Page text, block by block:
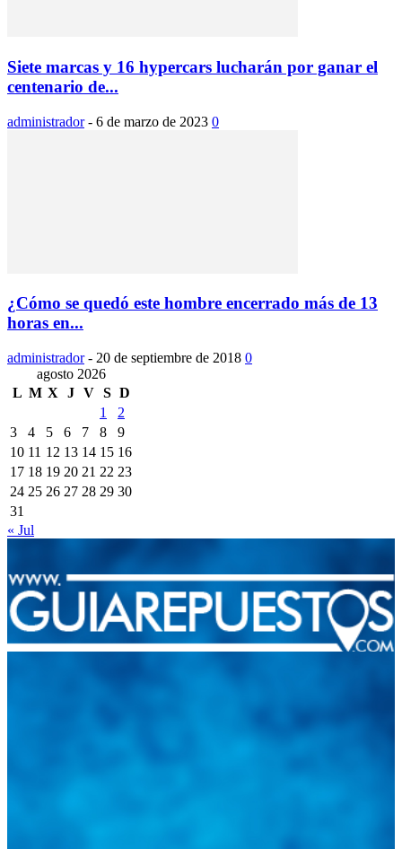
Siete marcas y 16 hypercars lucharán por ganar el
centenario de...
administrador - 6 de marzo de 2023 0
¿Cómo se quedó este hombre encerrado más de 13
horas en...
administrador - 20 de septiembre de 2018 0
agosto 2026
L M X J V S D
1
2
3
4 5 6 7 8
9
10 11 12 13 14 15 16
17 18 19 20 21 22 23
24 25 26 27 28 29 30
31
« Jul
locales, nacionales e internacionales.